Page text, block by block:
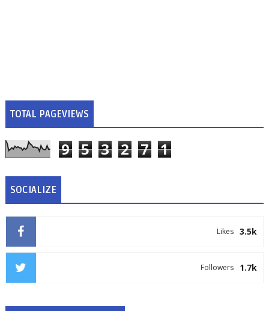
TOTAL PAGEVIEWS
9 5 3 2 7 1
SOCIALIZE
3.5k
Likes
1.7k
Followers